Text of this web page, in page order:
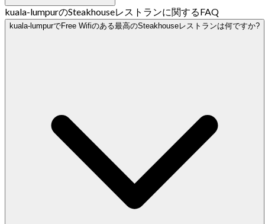
kuala-lumpurのSteakhouseレストランに関するFAQ
kuala-lumpurでFree Wifiのある最高のSteakhouseレストランは何ですか?